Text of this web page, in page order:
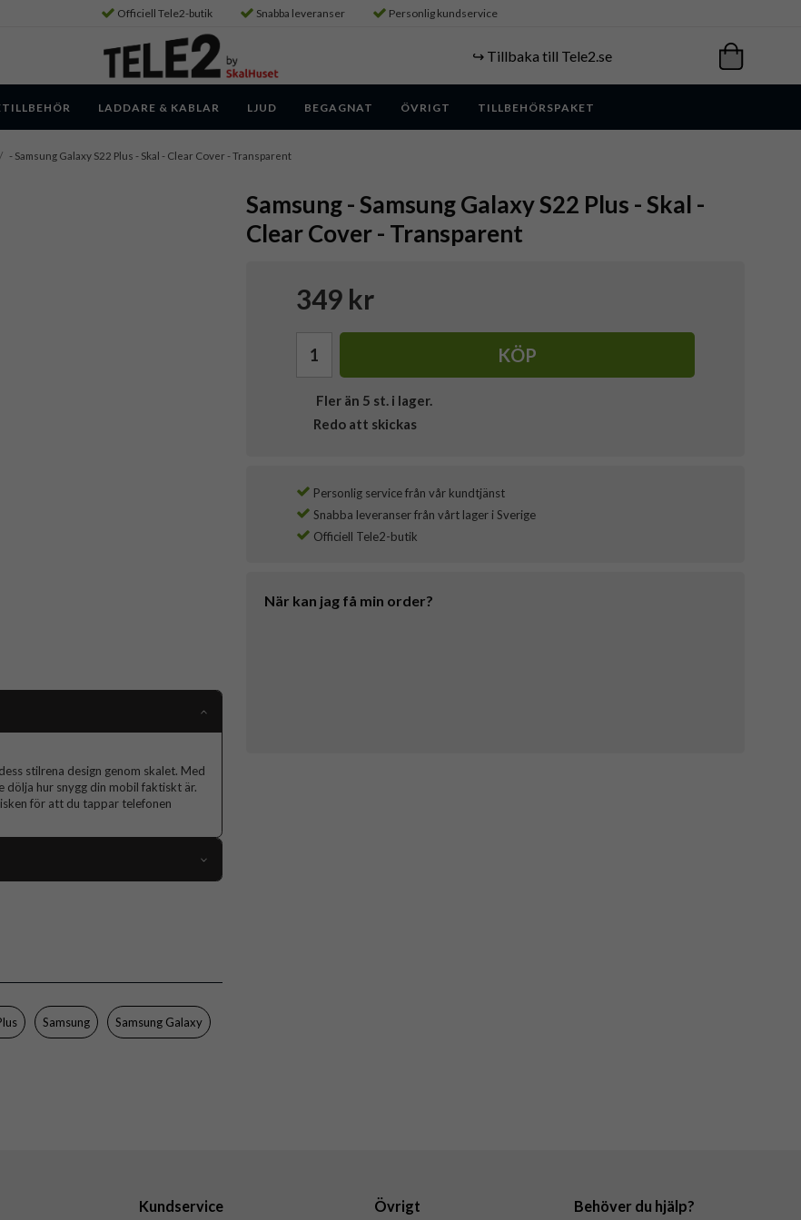
Officiell Tele2-butik Snabba leveranser Personlig kundservice
↪️ Tillbaka till Tele2.se
LADDARE & KABLAR LJUD BEGAGNAT ÖVRIGT TILLBEHÖRSPAKET
/ - Samsung Galaxy S22 Plus - Skal - Clear Cover - Transparent
Samsung - Samsung Galaxy S22 Plus - Skal -
Clear Cover - Transparent
349 kr
KÖP
Fler än 5 st. i lager.
Redo att skickas
Personlig service från vår kundtjänst
Snabba leveranser från vårt lager i Sverige
Officiell Tele2-butik
När kan jag få min order?
stilrena design genom skalet. Med
hur snygg din mobil faktiskt är.
för att du tappar telefonen
Trådlös laddning-kompatibel
Genomskinlig
Hårdplast (PC), Mjukplast (TPU)
Samsung Samsung Galaxy
Kundservice Övrigt Behöver du hjälp?